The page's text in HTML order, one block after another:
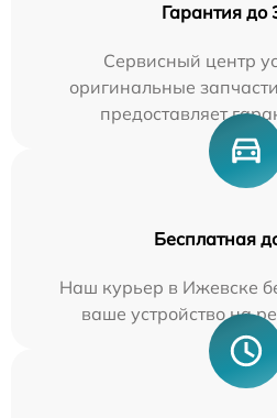
Гарантия до
Сервисный центр
оригинальные
предоставляет
Бесплатная
Наш курьер в Ижевске
ваше устройство на